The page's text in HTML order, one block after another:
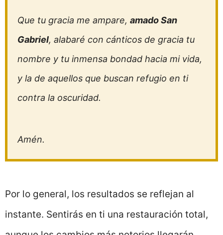
Que tu gracia me ampare, amado San
Gabriel, alabaré con cánticos de gracia tu
nombre y tu inmensa bondad hacia mi vida,
y la de aquellos que buscan refugio en ti
contra la oscuridad.
Amén.
Por lo general, los resultados se reflejan al
instante. Sentirás en ti una restauración total,